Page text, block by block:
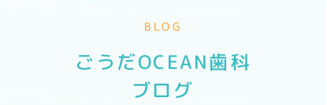
BLOG
ごうだOCEAN歯科
ブログ